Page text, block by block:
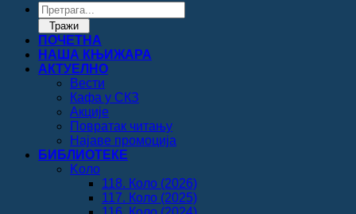
Products
search
Тражи
ПОЧЕТНА
НАША КЊИЖАРА
АКТУЕЛНО
Вести
Кафа у СКЗ
Акције
Повратак читању
Најаве промоција
БИБЛИОТЕКЕ
Koло
118. Коло (2026)
117. Коло (2025)